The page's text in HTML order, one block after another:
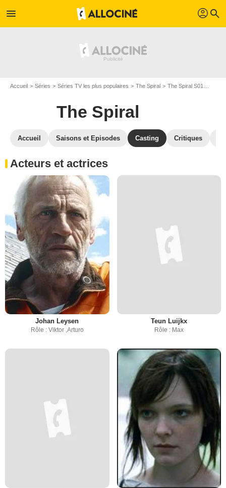
menu profil search
Accueil Séries Séries TV les plus populaires The Spiral The Spiral S01
The Spiral
Accueil Saisons et Episodes Casting Critiques
Acteurs et actrices
Johan Leysen
Rôle : Viktor ,Arturo
Teun Luijkx
Rôle : Max